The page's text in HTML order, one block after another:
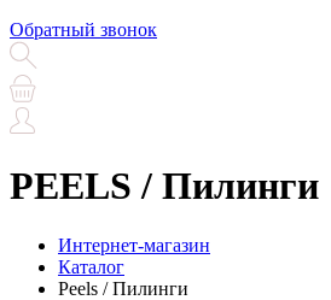
Обратный звонок
PEELS / Пилинги
Интернет-магазин
Каталог
Peels / Пилинги